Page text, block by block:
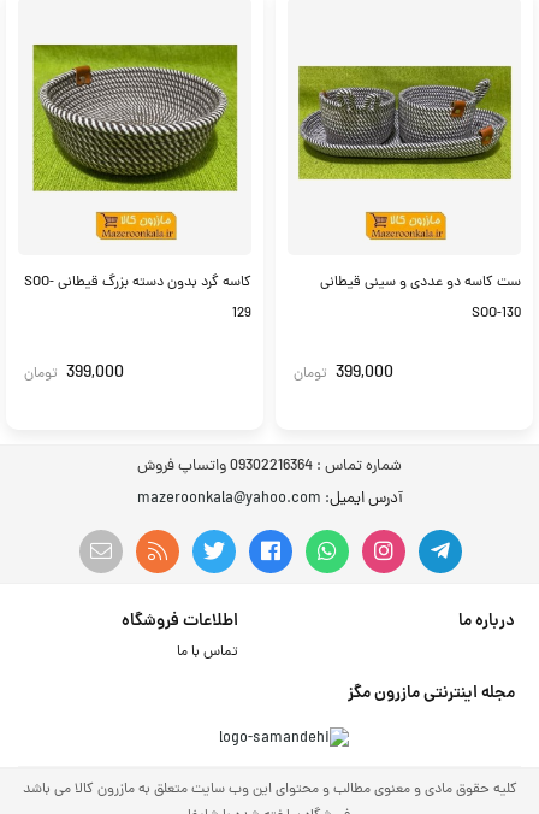
ست کاسه دو عددی و سینی قیطانی
SOO-130
399,000 تومان
کاسه گرد بدون دسته بزرگ قیطانی SOO-
129
399,000 تومان
شماره تماس : 09302216364 واتساپ فروش
آدرس ایمیل: mazeroonkala@yahoo.com
درباره ما اطلاعات فروشگاه
تماس با ما
مجله اینترنتی مازرون مگز
کلیه حقوق مادی و معنوی مطالب و محتوای این وب سایت متعلق به مازرون کالا می باشد